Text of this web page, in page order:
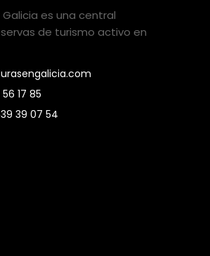
es una central
de turismo activo en
17 85
39 07 54